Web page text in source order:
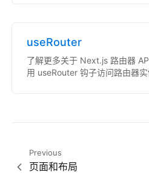
useRouter
了解更多关于 Next.js 路由器
用 useRouter 钩子访问路由器实
Previous
页面和布局